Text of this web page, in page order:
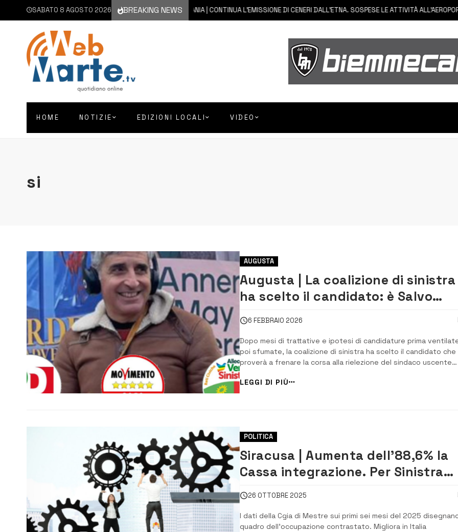
SABATO 8 AGOSTO 2026 BREAKING NEWS
8 AGOSTO 2026 CATANIA | CONTINUA L’EMISSIONE DI CENERI DALL’ETNA. SOSPESE LE ATTIVITÀ ALL’AEROPORTO
HOME NOTIZIE EDIZIONI LOCALI VIDEO
si
AUGUSTA
Augusta | La coalizione di sinistra
ha scelto il candidato: è Salvo
Pancari
6 FEBBRAIO 2026
Dopo mesi di trattative e ipotesi di candidature prima
poi sfumate, la coalizione di sinistra ha scelto il candidato che
proverà a frenare la corsa alla rielezione del sindaco uscente
Giuseppe Di Mare. È Salvo Pancari, docente di lettere all’Istituto
superiore Ruiz, esponente di Libera, da sempre vicino al mondo
dell’ambientalismo ...
LEGGI DI PIÙ
POLITICA
Siracusa | Aumenta dell’88,6% la
Cassa integrazione. Per Sinistra
Italiana è un dato drammatico
26 OTTOBRE 2025
I dati della Cgia di Mestre sui primi sei mesi del 2025
quadro dell’occupazione contrastato. Migliora in Italia